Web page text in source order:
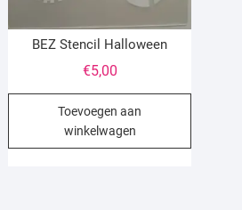
BEZ Stencil Halloween
€5,00
Toevoegen aan
winkelwagen